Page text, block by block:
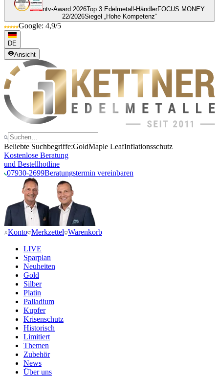
ntv-Award 2026Top 3 Edelmetall-HändlerFOCUS MONEY
22/2026Siegel „Hohe Kompetenz“
Google: 4,9/5
DE
Ansicht
Beliebte Suchbegriffe:GoldMaple LeafInflationsschutz
Kostenlose Beratung
und Bestellhotline
07930-2699Beratungstermin vereinbaren
Konto Merkzettel Warenkorb
LIVE
Sparplan
Neuheiten
Gold
Silber
Platin
Palladium
Kupfer
Krisenschutz
Historisch
Limitiert
Themen
Zubehör
News
Über uns